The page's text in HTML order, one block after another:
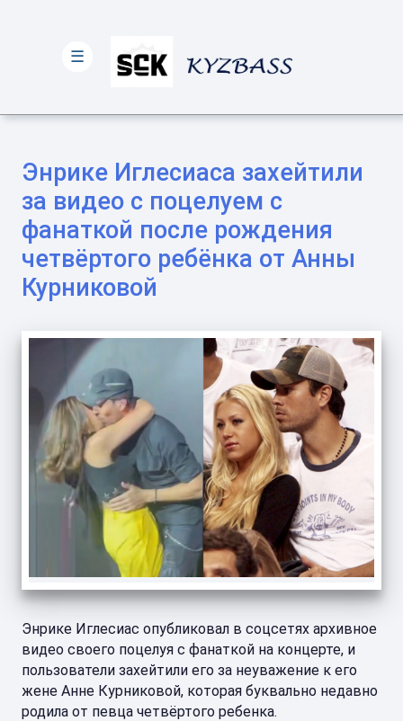
Энрике Иглесиаса захейтили
за видео с поцелуем с
фанаткой после рождения
четвёртого ребёнка от Анны
Курниковой
Энрике Иглесиас опубликовал в соцсетях архивное
видео своего поцелуя с фанаткой на концерте, и
пользователи захейтили его за неуважение к его
жене Анне Курниковой, которая буквально недавно
родила от певца четвёртого ребенка.
☰